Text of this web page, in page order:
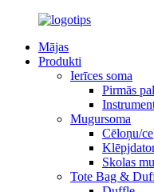
Mājas
Produkti
Ierīces soma
Pirmās
Mugursoma
Cēloņu/
Skolas
Tote Bag &